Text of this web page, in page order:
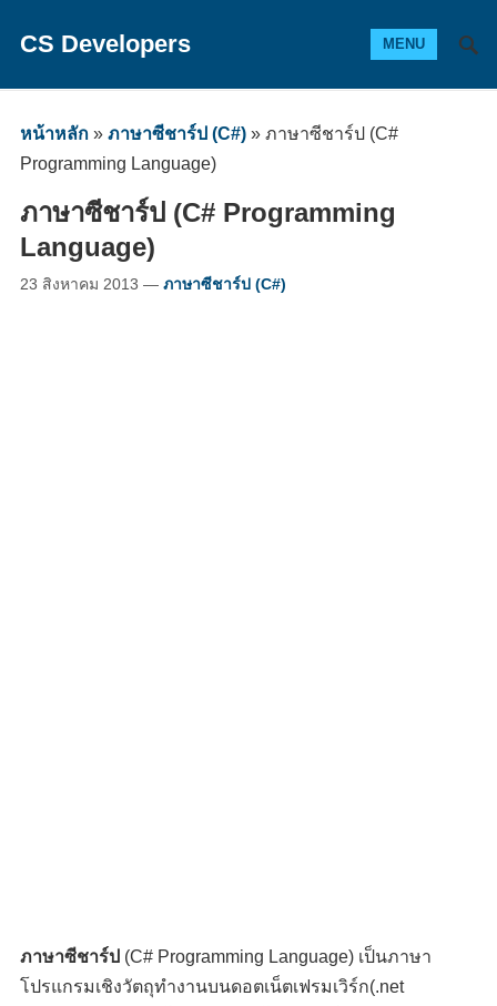
CS Developers MENU
หน้าหลัก» ภาษาซีชาร์ป (C#)» ภาษาซีชาร์ป (C#
Programming Language)
ภาษาซีชาร์ป (C# Programming
Language)
23 สิงหาคม 2013 — ภาษาซีชาร์ป (C#)
ภาษาซีชาร์ป (C# Programming Language) เป็นภาษา
โปรแกรมเชิงวัตถุทำงานบนดอตเน็ตเฟรมเวิร์ก(.net